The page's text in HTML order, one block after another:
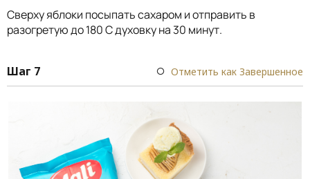
Сверху яблоки посыпать сахаром и отправить в
разогретую до 180 С духовку на 30 минут.
Шаг 7 Отметить как Завершенное